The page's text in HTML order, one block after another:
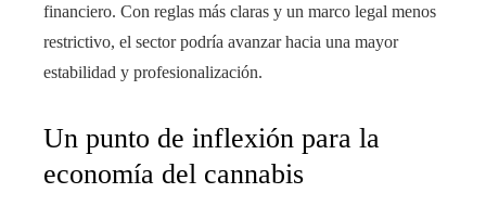
financiero. Con reglas más claras y un marco legal menos
restrictivo, el sector podría avanzar hacia una mayor
estabilidad y profesionalización.
Un punto de inflexión para la
economía del cannabis